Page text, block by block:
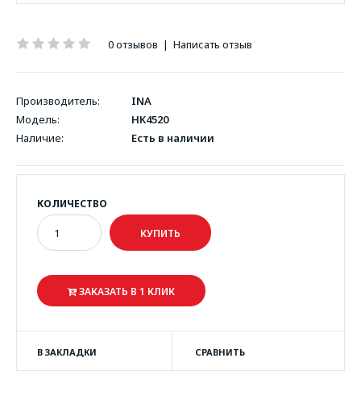
0 отзывов | Написать отзыв
Производитель:
INA
Модель:
HK4520
Наличие:
Есть в наличии
КОЛИЧЕСТВО
ЗАКАЗАТЬ В 1 КЛИК
В ЗАКЛАДКИ СРАВНИТЬ